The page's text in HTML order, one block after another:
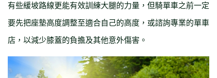
有些緩坡路線更能有效訓練大腿的力量，但騎單車之前一定
要先把座墊高度調整至適合自己的高度，或諮詢專業的單車
店，以減少膝蓋的負擔及其他意外傷害。